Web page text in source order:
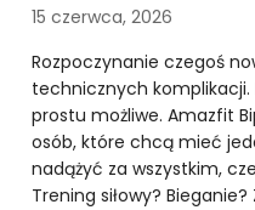
15 czerwca, 2026
Rozpoczynanie czegoś
technicznych komplikacji.
prostu możliwe. Amazfit
osób, które chcą mieć
nadążyć za wszystkim,
Trening siłowy?